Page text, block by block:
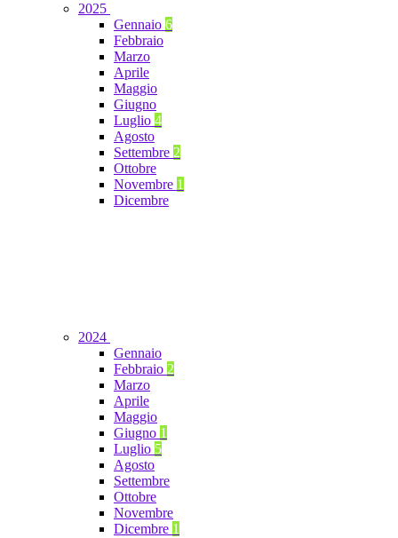
2025
Gennaio 6
Febbraio
Marzo
Aprile
Maggio
Giugno
Luglio 4
Agosto
Settembre 2
Ottobre
Novembre 1
Dicembre
2024
Gennaio
Febbraio 2
Marzo
Aprile
Maggio
Giugno 1
Luglio 5
Agosto
Settembre
Ottobre
Novembre
Dicembre 1